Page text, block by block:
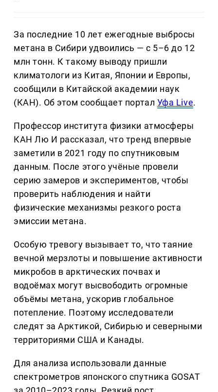
За последние 10 лет ежегодные выбросы
метана в Сибири удвоились — с 5–6 до 12
млн тонн. К такому выводу пришли
климатологи из Китая, Японии и Европы,
сообщили в Китайской академии наук
(КАН). Об этом сообщает портал Уфа Live.
Профессор института физики атмосферы
КАН Лю И рассказал, что тренд впервые
заметили в 2021 году по спутниковым
данным. После этого учёные провели
серию замеров и экспериментов, чтобы
проверить наблюдения и найти
физические механизмы резкого роста
эмиссии метана.
Особую тревогу вызывает то, что таяние
вечной мерзлоты и повышение активности
микробов в арктических почвах и
водоёмах могут высвободить огромные
объёмы метана, ускорив глобальное
потепление. Поэтому исследователи
следят за Арктикой, Сибирью и северными
территориями США и Канады.
Для анализа использовали данные
спектрометров японского спутника GOSAT